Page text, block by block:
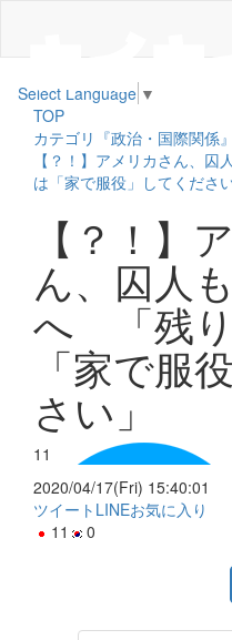
Select Language ▼
TOP
カテゴリ『政治・国際関係』
【？！】アメリカさん、
は「家で服役」してください
【？！】
ん、囚人
へ 「残
「家で服
さい」
11
2020/04/17(Fri) 15:40:01
ツイート LINEお気に入り
11
0